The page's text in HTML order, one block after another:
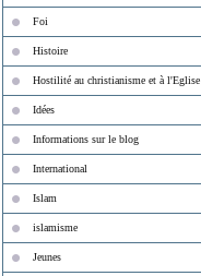
Foi
Histoire
Hostilité au christianisme et à l'Eglise
Idées
Informations sur le blog
International
Islam
islamisme
Jeunes